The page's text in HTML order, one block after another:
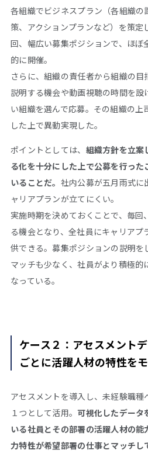
各組織でビジネスプラン（各組織
策、アクションプランなど）を策定
回、幅広い募集ポジションで、ほぼ
的に開催。
さらに、組織の責任者から組織の
説明する機会や動画視聴の時間を
い組織を選んで応募。その組織の
した上で異動実現した。
ポイントとしては、 組織方針を立案
る化を十分にした上で公募を行っ
いることだ。 社内公募が五月雨式に
ャリアプランが立てにくい。
実施時期を決めておくことで、毎
る機会となり、全社員にキャリア
供できる。募集ポジションの説明を
マッチも少なく、社員がより積極的
なっている。
ケース２：アセスメント
ごとに活躍人材の特性を
アセスメントを導入し、未経験職
１つとして活用。可視化したデータ
いる社員とその部署の活躍人材の
力特性が希望部署の仕事とマッチ